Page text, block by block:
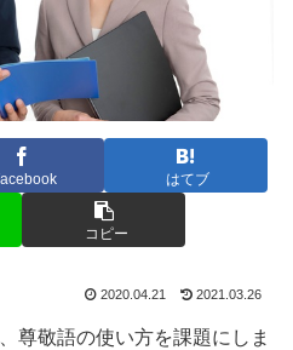
はてブ
コピー
2020.04.21 2021.03.26
尊敬語の使い方を課題にしま